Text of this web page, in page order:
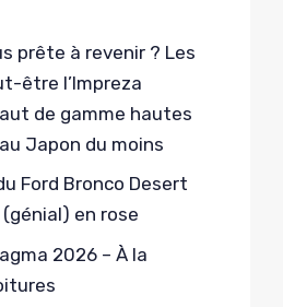
prête à revenir ? Les
être l’Impreza
de gamme hautes
Japon du moins
Ford Bronco Desert
en rose
2026 – À la